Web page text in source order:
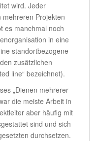
wird. Jeder
Projekten
es manchmal noch
in eine
standortbezogene
zusätzlichen
line“ bezeichnet).
„Dienen mehrerer
die meiste Arbeit in
aber häufig mit
sind und sich
durchsetzen.